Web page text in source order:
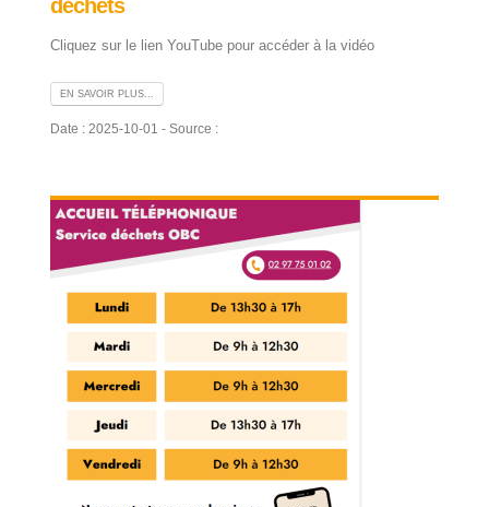
déchets
Cliquez sur le lien YouTube pour accéder à la vidéo
EN SAVOIR PLUS...
Date : 2025-10-01 - Source :